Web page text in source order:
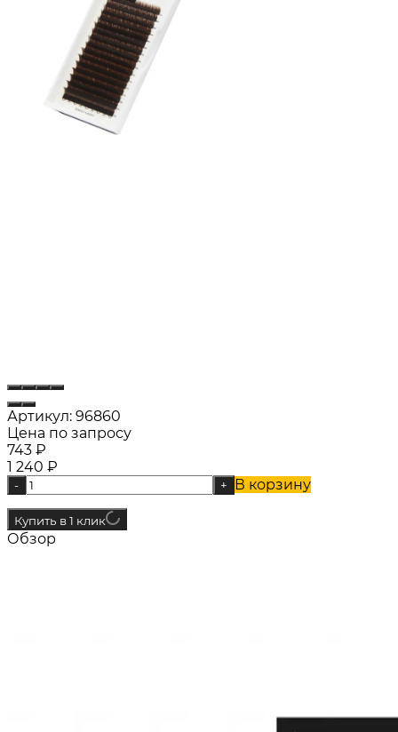
Артикул: 96860
Цена по запросу
743 ₽
1 240 ₽
- + В корзину
Купить в 1 клик
Обзор